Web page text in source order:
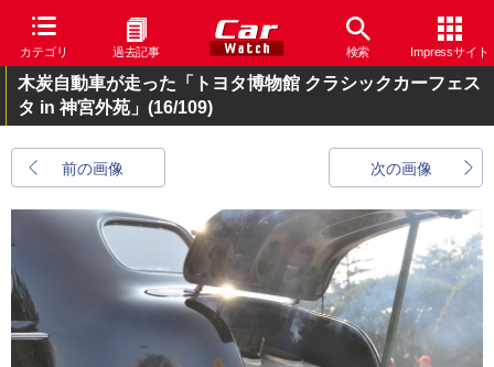
カテゴリ 過去記事 検索 Impressサイト
木炭自動車が走った「トヨタ博物館 クラシックカーフェス
タ in 神宮外苑」 (16/109)
前の画像 次の画像